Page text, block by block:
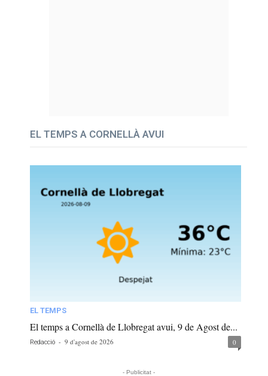
EL TEMPS A CORNELLÀ AVUI
EL TEMPS
El temps a Cornellà de Llobregat avui, 9 de Agost de...
Redacció - 9 d'agost de 2026 0
- Publicitat -